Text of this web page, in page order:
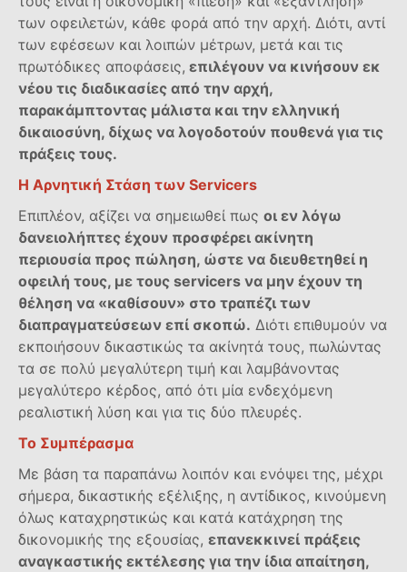
των οφειλετών, κάθε φορά από την αρχή. Διότι, αντί
των εφέσεων και λοιπών μέτρων, μετά και τις
πρωτόδικες αποφάσεις, επιλέγουν να κινήσουν εκ
νέου τις διαδικασίες από την αρχή,
παρακάμπτοντας μάλιστα και την ελληνική
δικαιοσύνη, δίχως να λογοδοτούν πουθενά για τις
πράξεις τους.
Η Αρνητική Στάση των Servicers
Επιπλέον, αξίζει να σημειωθεί πως οι εν λόγω
δανειολήπτες έχουν προσφέρει ακίνητη
περιουσία προς πώληση, ώστε να διευθετηθεί η
οφειλή τους, με τους servicers να μην έχουν τη
θέληση να «καθίσουν» στο τραπέζι των
διαπραγματεύσεων επί σκοπώ. Διότι επιθυμούν να
εκποιήσουν δικαστικώς τα ακίνητά τους, πωλώντας
τα σε πολύ μεγαλύτερη τιμή και λαμβάνοντας
μεγαλύτερο κέρδος, από ότι μία ενδεχόμενη
ρεαλιστική λύση και για τις δύο πλευρές.
Το Συμπέρασμα
Με βάση τα παραπάνω λοιπόν και ενόψει της, μέχρι
σήμερα, δικαστικής εξέλιξης, η αντίδικος, κινούμενη
όλως καταχρηστικώς και κατά κατάχρηση της
δικονομικής της εξουσίας, επανεκκινεί πράξεις
αναγκαστικής εκτέλεσης για την ίδια απαίτηση,